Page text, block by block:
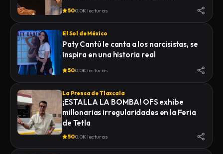
500.0K lecturas
El Sol de México
Paty Cantú le canta a los narcisistas, se
inspira en una historia real
500.0K lecturas
La Prensa de Tlaxcala
¡ESTALLA LA BOMBA! OFS exhibe
millonarias irregularidades en la Feria
de Tetla
500.0K lecturas